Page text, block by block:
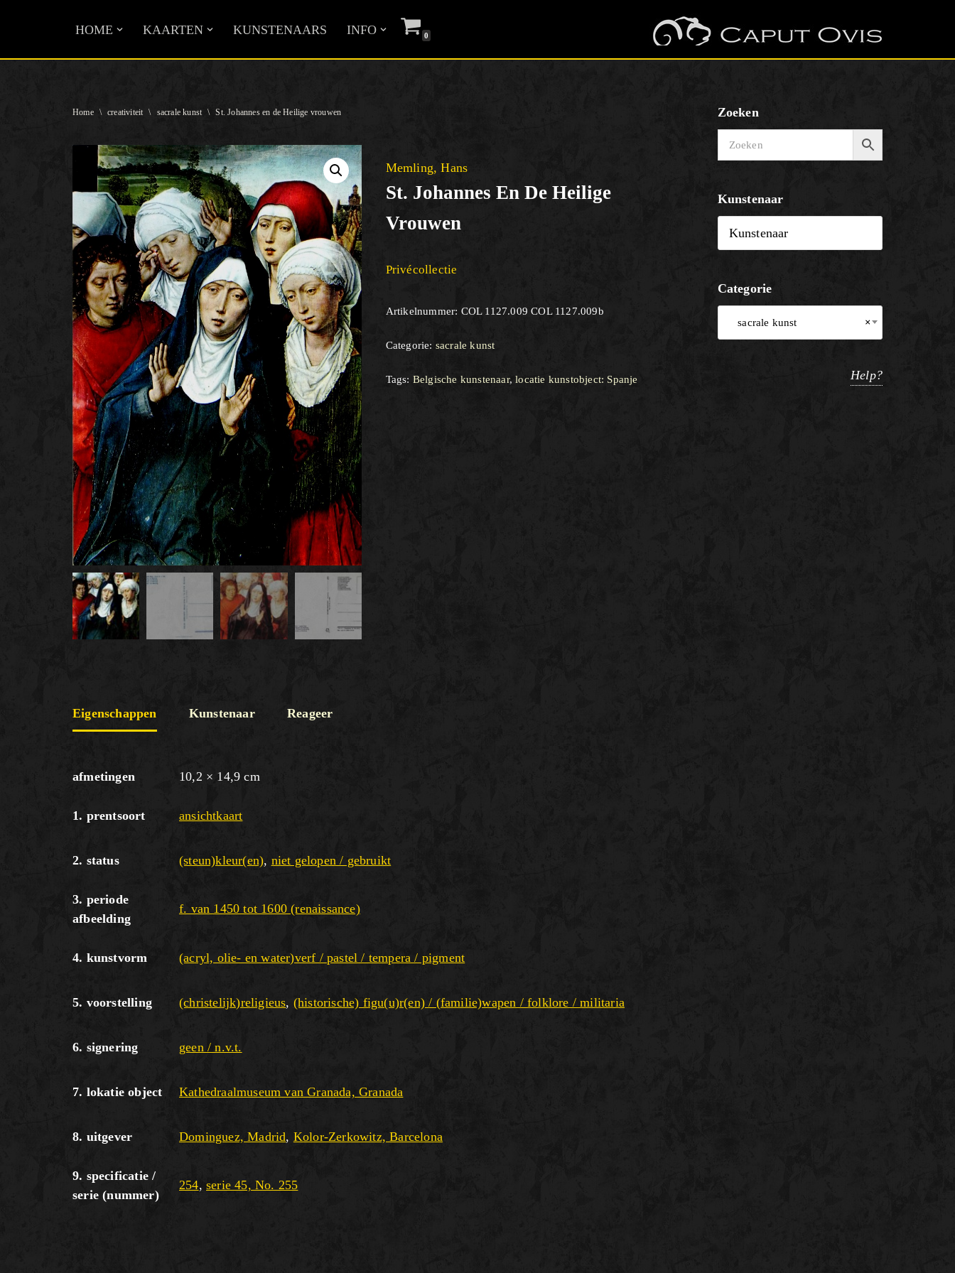
naar
HOME KAARTEN KUNSTENAARS INFO 0
Home \ creativiteit \ sacrale kunst \ St. Johannes en de Heilige vrouwen
Memling, Hans
St. Johannes En De Heilige
Vrouwen
Privécollectie
Artikelnummer: COL 1127.009 COL 1127.009b
Categorie: sacrale kunst
Tags: Belgische kunstenaar,locatie kunstobject: Spanje
Eigenschappen Kunstenaar Reageer
afmetingen 10,2 × 14,9 cm
1. prentsoort ansichtkaart
2. status (steun)kleur(en), niet gelopen / gebruikt
3. periode
afbeelding
f. van 1450 tot 1600 (renaissance)
4. kunstvorm (acryl, olie- en water)verf / pastel / tempera / pigment
5. voorstelling (christelijk)religieus, (historische) figu(u)r(en) / (familie)wapen / folklore / militaria
6. signering geen / n.v.t.
7. lokatie object Kathedraalmuseum van Granada, Granada
8. uitgever Dominguez, Madrid, Kolor-Zerkowitz, Barcelona
9. specificatie /
serie (nummer)
254,serie 45, No. 255
Zoeken
Kunstenaar
Categorie
×
sacrale kunst
Help?